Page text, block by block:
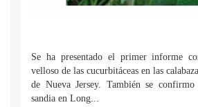
Se ha presentado el primer informe
velloso de las cucurbitáceas en las
de Nueva Jersey. También se confirmo
sandia en Long...